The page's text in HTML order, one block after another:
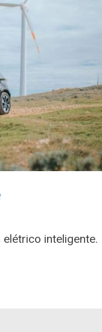
inteligente.